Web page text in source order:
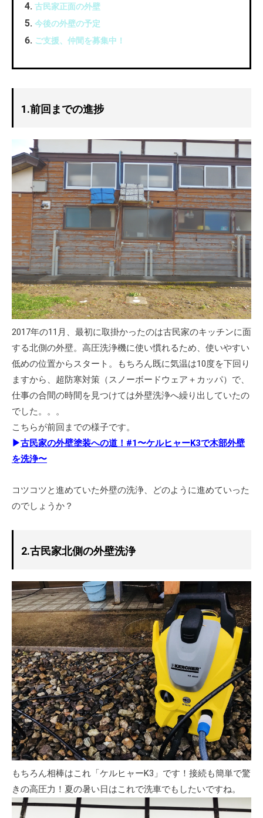
古民家正面の外壁
今後の外壁の予定
ご支援、仲間を募集中！
1.前回までの進捗
2017年の11月、最初に取掛かったのは古民家のキッチンに面
する北側の外壁。高圧洗浄機に使い慣れるため、使いやすい
低めの位置からスタート。もちろん既に気温は10度を下回り
ますから、超防寒対策（スノーボードウェア＋カッパ）で、
仕事の合間の時間を見つけては外壁洗浄へ繰り出していたの
でした。。。
こちらが前回までの様子です。
▶古民家の外壁塗装への道！#1〜ケルヒャーK3で木部外壁
を洗浄〜
コツコツと進めていた外壁の洗浄、どのように進めていった
のでしょうか？
2.古民家北側の外壁洗浄
もちろん相棒はこれ「ケルヒャーK3」です！接続も簡単で驚
きの高圧力！夏の暑い日はこれで洗車でもしたいですね。